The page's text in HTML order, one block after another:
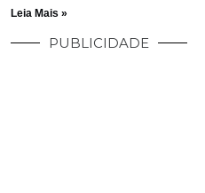
Leia Mais »
PUBLICIDADE